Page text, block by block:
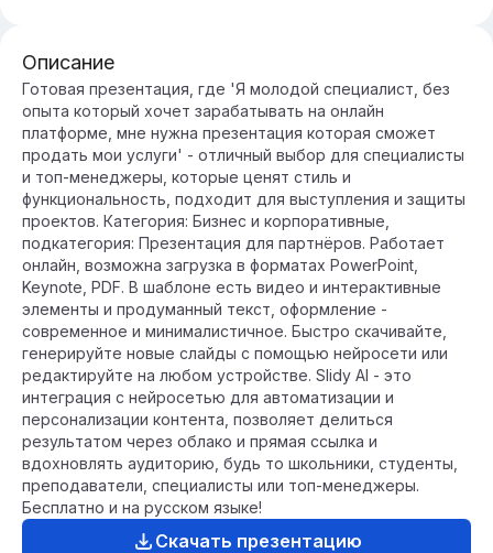
Описание
Готовая презентация, где 'Я молодой специалист, без
опыта который хочет зарабатывать на онлайн
платформе, мне нужна презентация которая сможет
продать мои услуги' - отличный выбор для специалисты
и топ-менеджеры, которые ценят стиль и
функциональность, подходит для выступления и защиты
проектов. Категория: Бизнес и корпоративные,
подкатегория: Презентация для партнёров. Работает
онлайн, возможна загрузка в форматах PowerPoint,
Keynote, PDF. В шаблоне есть видео и интерактивные
элементы и продуманный текст, оформление -
современное и минималистичное. Быстро скачивайте,
генерируйте новые слайды с помощью нейросети или
редактируйте на любом устройстве. Slidy AI - это
интеграция с нейросетью для автоматизации и
персонализации контента, позволяет делиться
результатом через облако и прямая ссылка и
вдохновлять аудиторию, будь то школьники, студенты,
преподаватели, специалисты или топ-менеджеры.
Бесплатно и на русском языке!
Скачать презентацию